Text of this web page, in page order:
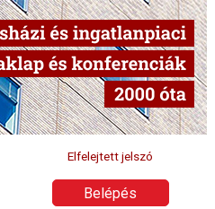
Elfelejtett jelszó
Belépés